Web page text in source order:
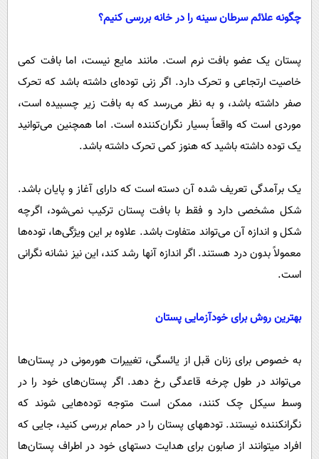
چگونه علائم سرطان سینه را در خانه بررسی کنیم؟
پستان یک عضو بافت نرم است. مانند مایع نیست، اما بافت کمی
خاصیت ارتجاعی و تحرک دارد. اگر زنی توده‌ای داشته باشد که تحرک
صفر داشته باشد، و به نظر می‌رسد که به بافت زیر چسبیده است،
موردی است که واقعاً بسیار نگران‌کننده است. اما همچنین می‌توانید
یک توده داشته باشید که هنوز کمی تحرک داشته باشد.
یک برآمدگی تعریف شده آن دسته است که دارای آغاز و پایان باشد.
شکل مشخصی دارد و فقط با بافت پستان ترکیب نمی‌شود، اگرچه
شکل و اندازه آن می‌تواند متفاوت باشد. علاوه بر این ویژگی‌ها، توده‌ها
معمولاً بدون درد هستند. اگر اندازه آنها رشد کند، این نیز نشانه نگرانی
است.
بهترین روش برای خودآزمایی پستان
به خصوص برای زنان قبل از یائسگی، تغییرات هورمونی در پستان‌ها
می‌تواند در طول چرخه قاعدگی رخ دهد. اگر پستان‌های خود را در
وسط سیکل چک کنند، ممکن است متوجه توده‌هایی شوند که
نگرانکننده نیستند. تودههای پستان را در حمام بررسی کنید، جایی که
افراد میتوانند از صابون برای هدایت دستهای خود در اطراف پستان‌ها